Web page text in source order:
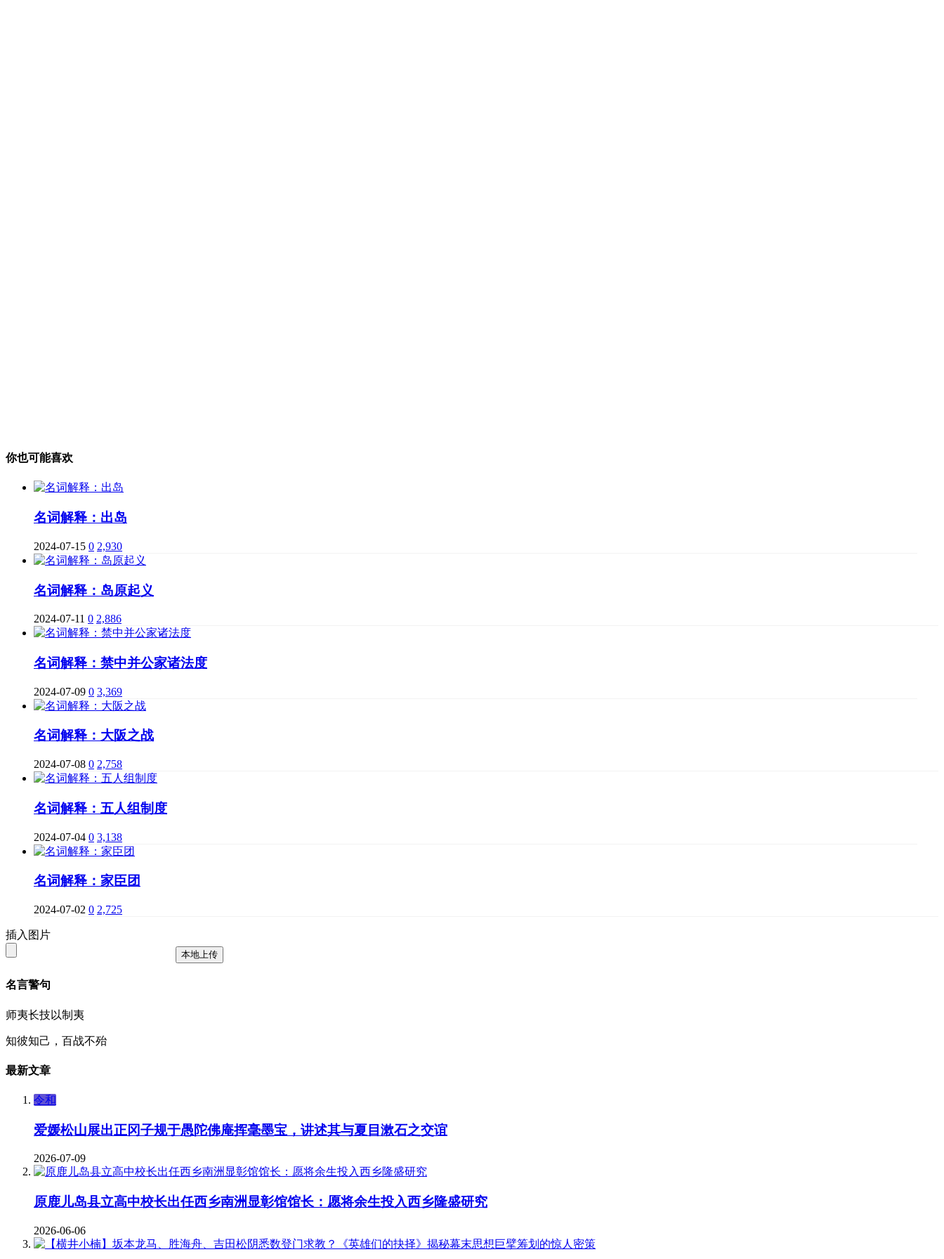
你也可能喜欢
名词解释：出岛
2024-07-15 0 2,930
名词解释：岛原起义
2024-07-11 0 2,886
名词解释：禁中并公家诸法度
2024-07-09 0 3,369
名词解释：大阪之战
2024-07-08 0 2,758
名词解释：五人组制度
2024-07-04 0 3,138
名词解释：家臣团
2024-07-02 0 2,725
插入图片
本地上传
名言警句
师夷长技以制夷
知彼知己，百战不殆
最新文章
令和
爱媛松山展出正冈子规于愚陀佛庵挥毫墨宝，讲述其与夏目漱石之交谊
2026-07-09
原鹿儿岛县立高中校长出任西乡南洲显彰馆馆长：愿将余生投入西乡隆盛研究
2026-06-06